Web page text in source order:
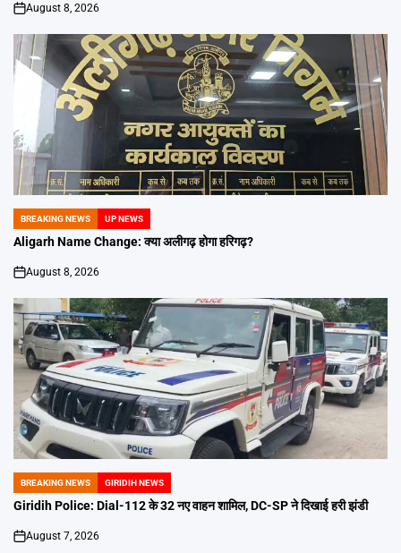
on
August 8, 2026
POSTED
IN
BREAKING NEWS UP NEWS
Aligarh Name Change: क्या अलीगढ़ होगा हरिगढ़?
on
August 8, 2026
POSTED
IN
BREAKING NEWS GIRIDIH NEWS
Giridih Police: Dial-112 के 32 नए वाहन शामिल, DC-SP ने दिखाई हरी झंडी
on
August 7, 2026